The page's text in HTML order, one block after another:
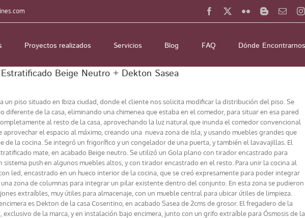
Facebook FlickrBlogger
Proyectos realizados Servicios Blog FAQ Dónde Encontrarnos
Beige Neutro + Dekton Sasea
un piso situado en Ibiza ciudad, donde el cliente nos solicita modificar la distribución del piso. Se
diferente de la casa, eliminando una chimenea que estaba en el comedor, para situar en esa pared
al resto de la casa, aprovechando la luz natural que inunda el comedor convencional
aprovechar el espacio al máximo, creando una nueva zona de isla, y usando muebles grandes que
de la cocina. Se integró un frigorífico y un congelador de una puerta, y también el lavavajillas. El
mate, en acabado Beige neutro. Se utilizó un Gola plano con tirador encastrado para
push en algunos muebles altos, y con tirador encastrado en el resto. Para unir la cocina al
led, encastrado en un hueco interior de la cocina, que se creó expresamente para poder integrar
zona de columnas para integrar un pilar existente dentro del conjunto. En esta zona se pudieron
extraíbles, muy útiles para almacenaje, con un mueble central para ubicar útiles de limpieza.
es Dekton de la casa Cosentino, en acabado Sasea de 2cms de grosor. El fregadero de la
exclusivo de la marca, y en instalación bajo encimera, junto con un grifo extraíble para Ósmosis de la